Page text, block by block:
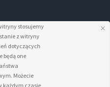
stosujemy
z witryny
dotyczących
będą one
Możecie
każdym czasie